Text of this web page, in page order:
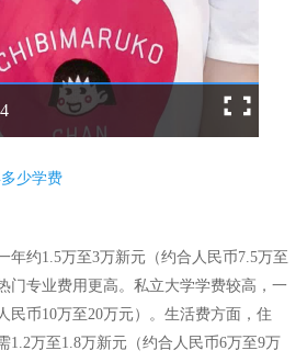
少学费
年约1.5万至3万新元（约合人民币7.5万至
门专业费用更高。私立大学学费较高，一
民币10万至20万元）。生活费方面，住
1.2万至1.8万新元（约合人民币6万至9万